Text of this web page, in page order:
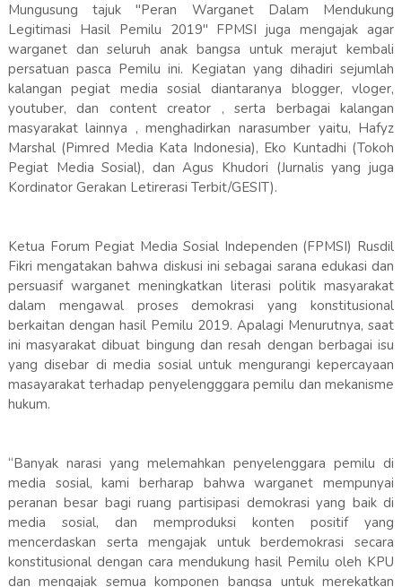
Mungusung tajuk "Peran Warganet Dalam Mendukung
Legitimasi Hasil Pemilu 2019" FPMSI juga mengajak agar
warganet dan seluruh anak bangsa untuk merajut kembali
persatuan pasca Pemilu ini. Kegiatan yang dihadiri sejumlah
kalangan pegiat media sosial diantaranya blogger, vloger,
youtuber, dan content creator , serta berbagai kalangan
masyarakat lainnya , menghadirkan narasumber yaitu, Hafyz
Marshal (Pimred Media Kata Indonesia), Eko Kuntadhi (Tokoh
Pegiat Media Sosial), dan Agus Khudori (Jurnalis yang juga
Kordinator Gerakan Letirerasi Terbit/GESIT).
Ketua Forum Pegiat Media Sosial Independen (FPMSI) Rusdil
Fikri mengatakan bahwa diskusi ini sebagai sarana edukasi dan
persuasif warganet meningkatkan literasi politik masyarakat
dalam mengawal proses demokrasi yang konstitusional
berkaitan dengan hasil Pemilu 2019. Apalagi Menurutnya, saat
ini masyarakat dibuat bingung dan resah dengan berbagai isu
yang disebar di media sosial untuk mengurangi kepercayaan
masayarakat terhadap penyelengggara pemilu dan mekanisme
hukum.
“Banyak narasi yang melemahkan penyelenggara pemilu di
media sosial, kami berharap bahwa warganet mempunyai
peranan besar bagi ruang partisipasi demokrasi yang baik di
media sosial, dan memproduksi konten positif yang
mencerdaskan serta mengajak untuk berdemokrasi secara
konstitusional dengan cara mendukung hasil Pemilu oleh KPU
dan mengajak semua komponen bangsa untuk merekatkan